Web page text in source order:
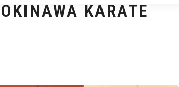
OKINAWA KARATE